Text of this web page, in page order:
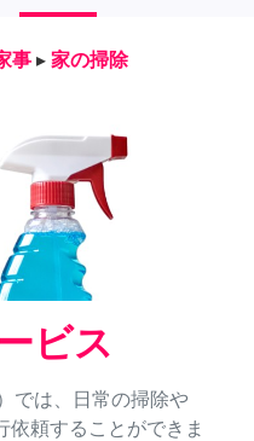
事 ▸ 家の掃除
ビス
では、日常の掃除や
依頼することができま